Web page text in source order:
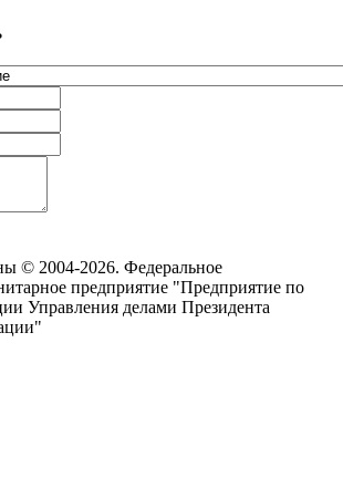
© 2004-2026. Федеральное
предприятие "Предприятие по
Управления делами Президента